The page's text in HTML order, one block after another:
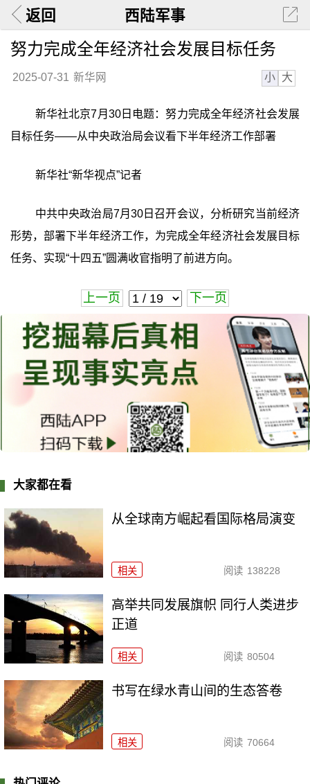
返回 西陆军事
努力完成全年经济社会发展目标任务
2025-07-31 新华网 小 大
新华社北京7月30日电题：努力完成全年经济社会发展
目标任务——从中央政治局会议看下半年经济工作部署
新华社“新华视点”记者
中共中央政治局7月30日召开会议，分析研究当前经济
形势，部署下半年经济工作，为完成全年经济社会发展目标
任务、实现“十四五”圆满收官指明了前进方向。
上一页 下一页
大家都在看
从全球南方崛起看国际格局演变
相关 阅读 138228
高举共同发展旗帜 同行人类进步
正道
相关 阅读 80504
书写在绿水青山间的生态答卷
相关 阅读 70664